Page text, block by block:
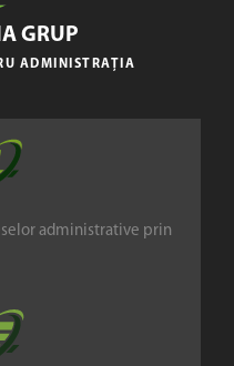
administrative prin
GRUP
ADMINISTRAȚIA